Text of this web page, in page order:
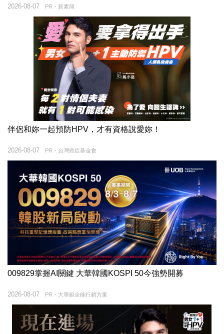
PR・新素簡
2026-08-07
伴侶和妳一起預防HPV，才有資格說愛妳！
PR・台灣癌症基金會
2026-08-07
009829掌握AI關鍵 大華韓國KOSPI 50今強勢開募
PR・大華銀全能行銷方案
2026-08-07